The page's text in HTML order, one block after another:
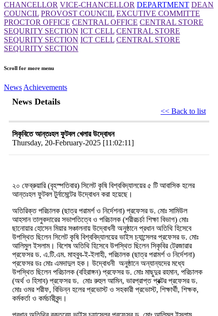
CHANCELLOR VICE-CHANCELLOR DEPARTMENT DEAN
COUNCIL PROVOST COUNCIL EXCUTIVE COMMITTE
PROCTOR OFFICE CENTRAL OFFICE CENTRAL STORE
SEQURITY SECTION ICT CELL CENTRAL STORE
SEQURITY SECTION ICT CELL CENTRAL STORE
SEQURITY SECTION
Scroll for more menu
News Achievements
News Details
<< Back to list
সিকৃবিতে আন্তঃহল ফুটবল খেলার উদ্বোধন
Thursday, 20-February-2025 [11:02:11]
২০ ফেব্রুয়ারি (বৃহস্পতিবার) সিলেট কৃষি বিশ্ববিদ্যালয়ের ৫ টি আবাসিক হলের
আন্তঃহল ফুটবল টুর্নামেন্টের উদ্বোধন করা হয়েছে।
অতিরিক্ত পরিচালক (ছাত্র পরামর্শ ও নির্দেশনা) প্রফেসর ড. মোঃ সামিউল
আহসান তালুকদারের সভাপতিত্বে ও পরিচালক (শরীরচর্চা শিক্ষা বিভাগ) মোঃ
ছানোয়ার হোসেন মিয়ার সঞ্চালনায় উদ্বোধনী অনুষ্ঠানে প্রধান অতিথি হিসেবে
উপস্থিত ছিলেন সিলেট কৃষি বিশ্ববিদ্যালয়ের ভাইস চ্যান্সেলর প্রফেসর ড. মোঃ
আলিমুল ইসলাম। বিশেষ অতিথি হিসেবে উপস্থিত ছিলেন সিকৃবির ট্রেজারার
প্রফেসর ড. এ.টি.এম. মাহবুব-ই-ইলাহী, পরিচালক (ছাত্র পরামর্শ ও নির্দেশনা)
প্রফেসর ডঃ মোঃ এমদাদুল হক। উদ্বোধনী অনুষ্ঠানে অন্যান্যদের মধ্যে
উপস্থিত ছিলেন পরিচালক (বহিরাঙ্গন) প্রফেসর ড. মোঃ মাছুদুর রহমান, পরিচালক
(অর্থ ও হিসাব) প্রফেসর ড. মোঃ রুহুল আমিন, ভারপ্রাপ্ত প্রক্টর প্রফেসর ড.
মোঃ ওমর শরীফ, বিভিন্ন হলের প্রভোস্ট ও সহকারী প্রভোস্ট, শিক্ষার্থী, শিক্ষক,
কর্মকর্তা ও কর্মচারীবৃন্দ।